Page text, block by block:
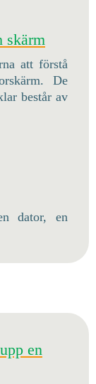
skärm
att förstå
De
består av
dator, en
en